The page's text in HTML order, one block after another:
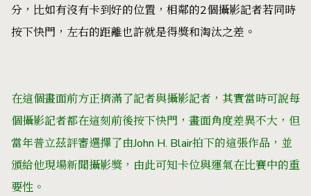
分，比如有沒有卡到好的位置，相鄰的2個攝影記者若同時
按下快門，左右的距離也許就是得獎和淘汰之差。
在這個畫面前方正擠滿了記者與攝影記者，其實當時可說每
個攝影記者都在這刻前後按下快門，畫面角度差異不大，但
當年普立茲評審選擇了由John H. Blair拍下的這張作品，並
頒給他現場新聞攝影獎，由此可知卡位與運氣在比賽中的重
要性。